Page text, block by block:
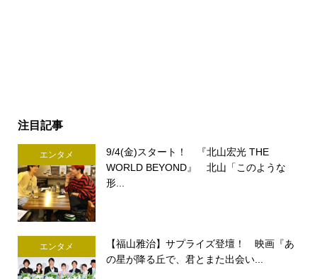
注目記事
エンタメ
9/4(金)スタート！ 『北山宏光 THE
WORLD BEYOND』 北山「このような
形...
エンタメ
【福山雅治】サプライズ登壇！ 映画『あ
の星が降る丘で、君とまた出会い...